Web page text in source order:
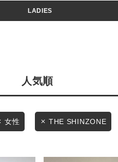
店舗一覧
会社概要
採用情報
ギフトカード
限定
LADIES
人気順
女性 THE SHINZONE